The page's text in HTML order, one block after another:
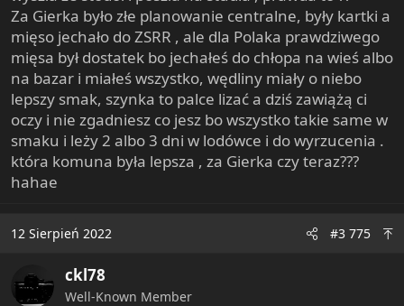
Za Gierka było złe planowanie centralne, były kartki a
mięso jechało do ZSRR , ale dla Polaka prawdziwego
mięsa był dostatek bo jechałeś do chłopa na wieś albo
na bazar i miałeś wszystko, wędliny miały o niebo
lepszy smak, szynka to palce lizać a dziś zawiążą ci
oczy i nie zgadniesz co jesz bo wszystko takie same w
smaku i leży 2 albo 3 dni w lodówce i do wyrzucenia .
która komuna była lepsza , za Gierka czy teraz???
hahae
12 Sierpień 2022 #3 775
ckl78
Well-Known Member